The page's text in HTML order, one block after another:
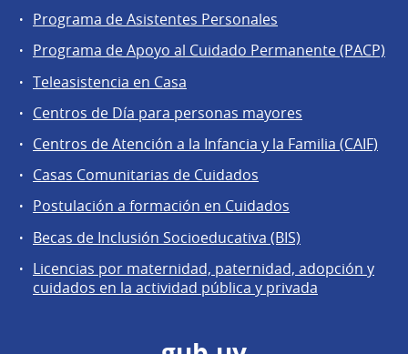
Programa de Asistentes Personales
Programa de Apoyo al Cuidado Permanente (PACP)
Teleasistencia en Casa
Centros de Día para personas mayores
Centros de Atención a la Infancia y la Familia (CAIF)
Casas Comunitarias de Cuidados
Postulación a formación en Cuidados
Becas de Inclusión Socioeducativa (BIS)
Licencias por maternidad, paternidad, adopción y
cuidados en la actividad pública y privada